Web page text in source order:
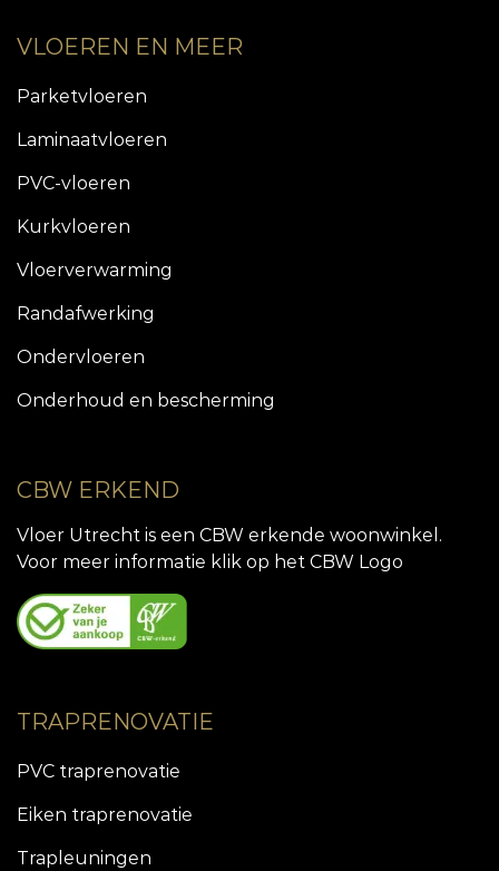
VLOEREN EN MEER
Parketvloeren
Laminaatvloeren
PVC-vloeren
Kurkvloeren
Vloerverwarming
Randafwerking
Ondervloeren
Onderhoud en bescherming
CBW ERKEND
Vloer Utrecht is een CBW erkende woonwinkel.
Voor meer informatie klik op het CBW Logo
TRAPRENOVATIE
PVC traprenovatie
Eiken traprenovatie
Trapleuningen